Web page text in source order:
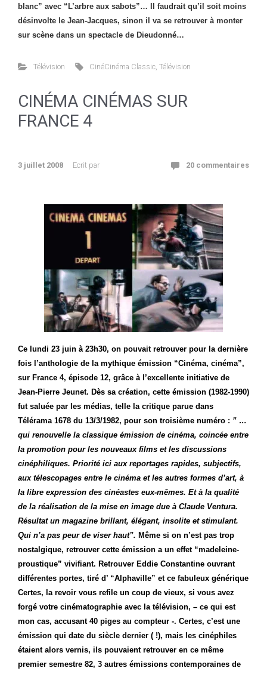
blanc” avec “L’arbre aux sabots”… Il faudrait qu’il soit moins
désinvolte le Jean-Jacques, sinon il va se retrouver à monter
sur scène dans un spectacle de Dieudonné…
Télévision CinéCinéma Classic ,Télévision
CINÉMA CINÉMAS SUR
FRANCE 4
3 juillet 2008 Ecrit par 20 commentaires
Ce lundi 23 juin à 23h30, on pouvait retrouver pour la dernière
fois l’anthologie de la mythique émission “Cinéma, cinéma”,
sur France 4, épisode 12, grâce à l’excellente initiative de
Jean-Pierre Jeunet. Dès sa création, cette émission (1982-1990)
fut saluée par les médias, telle la critique parue dans
Télérama 1678 du 13/3/1982, pour son troisième numéro : ” …
qui renouvelle la classique émission de cinéma, coincée entre
la promotion pour les nouveaux films et les discussions
cinéphiliques. Priorité ici aux reportages rapides, subjectifs,
aux télescopages entre le cinéma et les autres formes d’art, à
la libre expression des cinéastes eux-mêmes. Et à la qualité
de la réalisation de la mise en image due à Claude Ventura.
Résultat un magazine brillant, élégant, insolite et stimulant.
Qui n’a pas peur de viser haut”. Même si on n’est pas trop
nostalgique, retrouver cette émission a un effet “madeleine-
proustique” vivifiant. Retrouver Eddie Constantine ouvrant
différentes portes, tiré d’ “Alphaville” et ce fabuleux générique
Certes, la revoir vous refile un coup de vieux, si vous avez
forgé votre cinématographie avec la télévision, – ce qui est
mon cas, accusant 40 piges au compteur -. Certes, c’est une
émission qui date du siècle dernier ( !), mais les cinéphiles
étaient alors vernis, ils pouvaient retrouver en ce même
premier semestre 82, 3 autres émissions contemporaines de